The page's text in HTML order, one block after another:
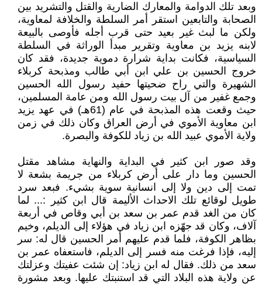
وبعد تلك الدوامة والمعارك الضارية والقتل والتشريد بين
الصحابة والتابعين استقر أمر السلطة والخلافة لمعاوية،
ولكن ما لبث غير بعيد حتى قرب أجله فأوصى بالبيعة
لابنه يزيد بن معاوية وتقرير مبدأ الوراثة في السلطة
السياسية، فكانت بداية شرارة دموية جديدة، فقد كان
خروج الحسين بن علي ابن أبي طالب ومذبحة كربلاء
الشهيرة والتي راح ضحيتها حفيد رسول الله الحسين
وجمع غفير من آل بيت رسول الله ومن عامة المسلمين،
حيث وقعت هذه المذبحة في عام (61هـ) في عهد يزيد
ابن معاوية الأموي في أرض العراق وكان ذلك في زمن
ولاية الأموي عبيد الله بن زياد للكوفة والبصرة.
وقد صور ابن كثير في البداية والنهاية مشاهد مقتل
الحسين وما دار على أرض كربلاء من جريمة بشعة لا
تمت إلى دين ولا إلى انسانية سوية بشيء. فبعد سرد
طويل لوقائع تلك الاحداث الأليمة قال ابن كثير :... لما
كان من الغد قدم عمر بن سعد بن أبي وقاص في أربعة
آلاف، وكان قد جهّزه ابن زياد في هؤلاء إلى الديلم، وخيم
بظاهر الكوفة، فلما قدم عليهم أمر الحسين قال له‏:‏ سر
إليه، فإذا فرغت منه فسر إلى الديلم، فاستعفاه عمر بن
سعد من ذلك‏.‏ فقال له ابن زياد‏:‏ إن شئت عفيتك وعزلتك
عن ولاية هذه البلاد التي قد استنبتك عليها‏‏.‏ وبعد مشورة